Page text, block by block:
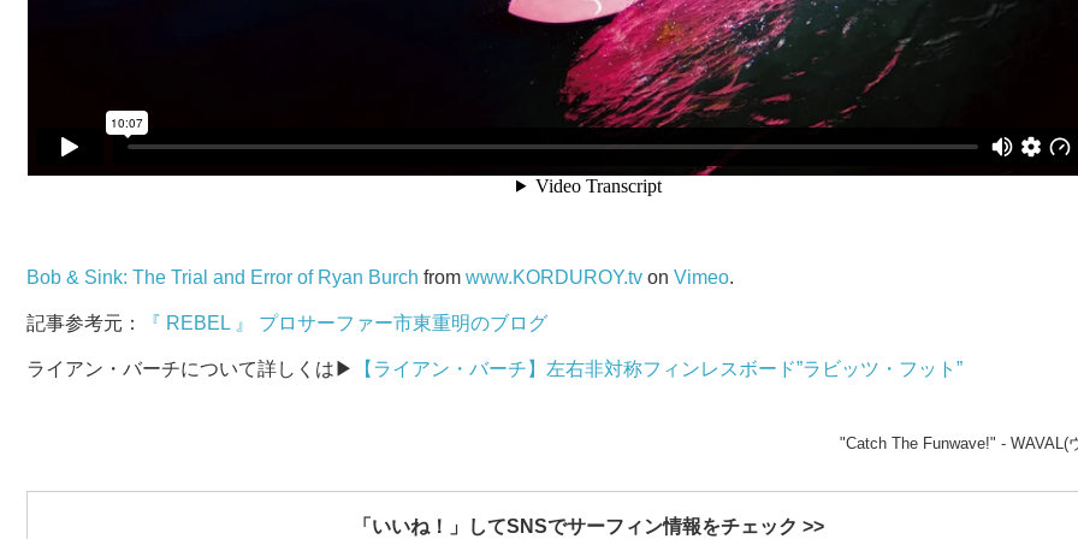
Bob & Sink: The Trial and Error of Ryan Burch from www.KORDUROY.tvon Vimeo.
記事参考元： 『 REBEL 』 プロサーファー市東重明のブログ
ライアン・バーチについて詳しくは▶︎ 【ライアン・バーチ】左右非対称フィンレスボード”ラビッツ・フット”
"Catch The Funwave!" - WAVAL(
「いいね！」してSNSでサーフィン情報をチェック >>